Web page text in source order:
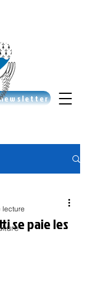
se paie les
lecture